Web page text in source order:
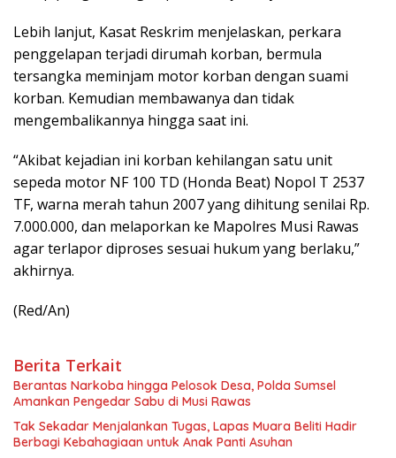
Lebih lanjut, Kasat Reskrim menjelaskan, perkara
penggelapan terjadi dirumah korban, bermula
tersangka meminjam motor korban dengan suami
korban. Kemudian membawanya dan tidak
mengembalikannya hingga saat ini.
“Akibat kejadian ini korban kehilangan satu unit
sepeda motor NF 100 TD (Honda Beat) Nopol T 2537
TF, warna merah tahun 2007 yang dihitung senilai Rp.
7.000.000, dan melaporkan ke Mapolres Musi Rawas
agar terlapor diproses sesuai hukum yang berlaku,”
akhirnya.
(Red/An)
Berita Terkait
Berantas Narkoba hingga Pelosok Desa, Polda Sumsel
Amankan Pengedar Sabu di Musi Rawas
Tak Sekadar Menjalankan Tugas, Lapas Muara Beliti Hadir
Berbagi Kebahagiaan untuk Anak Panti Asuhan